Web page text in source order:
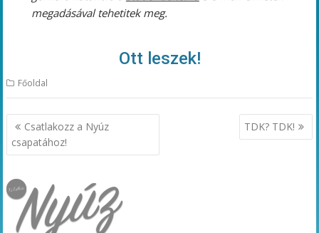
megadásával tehetitek meg.
Ott leszek!
Főoldal
Bejegyzés
navigáció
Csatlakozz a Nyúz
csapatához!
TDK? TDK!